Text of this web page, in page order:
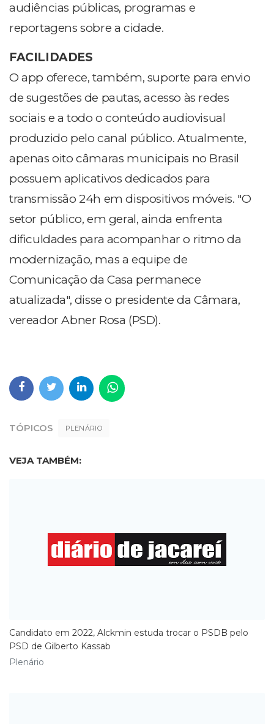
audiências públicas, programas e
reportagens sobre a cidade.
FACILIDADES
O app oferece, também, suporte para envio
de sugestões de pautas, acesso às redes
sociais e a todo o conteúdo audiovisual
produzido pelo canal público. Atualmente,
apenas oito câmaras municipais no Brasil
possuem aplicativos dedicados para
transmissão 24h em dispositivos móveis. "O
setor público, em geral, ainda enfrenta
dificuldades para acompanhar o ritmo da
modernização, mas a equipe de
Comunicação da Casa permanece
atualizada", disse o presidente da Câmara,
vereador Abner Rosa (PSD).
TÓPICOS PLENÁRIO
VEJA TAMBÉM:
Candidato em 2022, Alckmin estuda trocar o PSDB pelo
PSD de Gilberto Kassab
Plenário